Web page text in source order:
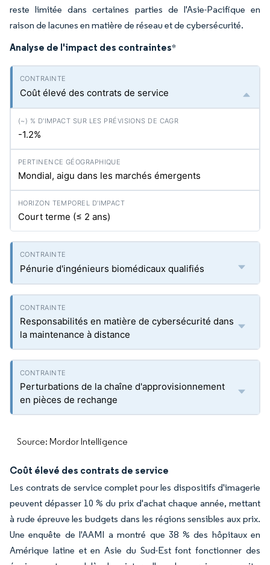
reste limitée dans certaines parties de l'Asie-Pacifique en
raison de lacunes en matière de réseau et de cybersécurité.
Analyse de l'impact des contraintes*
Coût élevé des contrats de service
-1.2%
Mondial, aigu dans les marchés émergents
Court terme (≤ 2 ans)
Pénurie d'ingénieurs biomédicaux qualifiés
Responsabilités en matière de cybersécurité dans
la maintenance à distance
Perturbations de la chaîne d'approvisionnement
en pièces de rechange
Source: Mordor Intelligence
Coût élevé des contrats de service
Les contrats de service complet pour les dispositifs d'imagerie
peuvent dépasser 10 % du prix d'achat chaque année, mettant
à rude épreuve les budgets dans les régions sensibles aux prix.
Une enquête de l'AAMI a montré que 38 % des hôpitaux en
Amérique latine et en Asie du Sud-Est font fonctionner des